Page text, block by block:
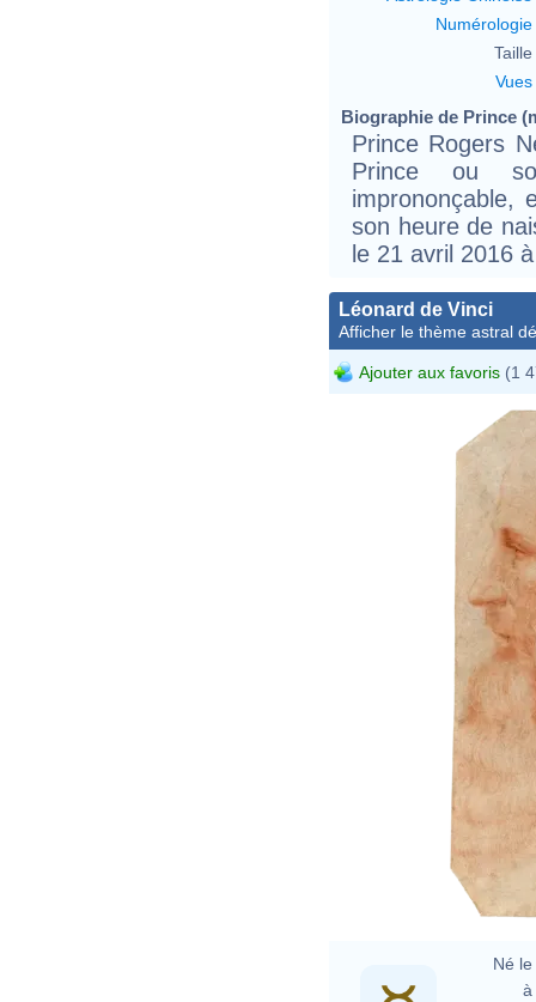
Numérologie
Taille
Vues
Biographie de Prince
Prince Rogers
Prince ou
imprononçable,
son heure de
le 21 avril 2016
Léonard de Vinci
Afficher le thème astral
Ajouter aux favoris (1
Né le
à